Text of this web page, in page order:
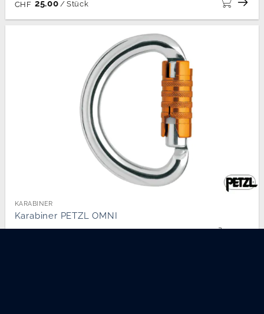
CHF 25.00 / Stück
KARABINER
Karabiner PETZL OMNI